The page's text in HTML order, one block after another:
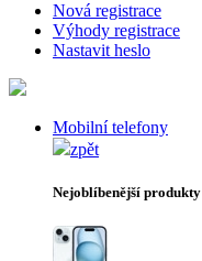
Nová registrace
Výhody registrace
Nastavit heslo
Mobilní telefony
zpět
Nejoblíbenější produkty